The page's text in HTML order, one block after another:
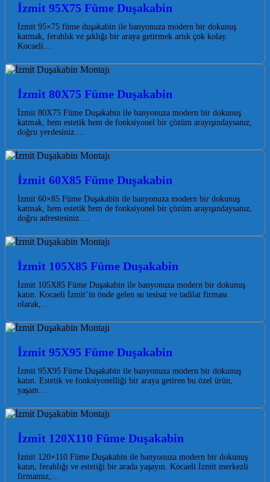
İzmit 95X75 Füme Duşakabin
İzmit 95×75 füme duşakabin ile banyonuza modern bir dokunuş
katmak, ferahlık ve şıklığı bir araya getirmek artık çok kolay.
Kocaeli…
İzmit 80X75 Füme Duşakabin
İzmit 80X75 Füme Duşakabin ile banyonuza modern bir dokunuş
katmak, hem estetik hem de fonksiyonel bir çözüm arayışındaysanız,
doğru yerdesiniz.…
İzmit 60X85 Füme Duşakabin
İzmit 60×85 Füme Duşakabin ile banyonuza modern bir dokunuş
katmak, hem estetik hem de fonksiyonel bir çözüm arayışındaysanız,
doğru adrestesiniz.…
İzmit 105X85 Füme Duşakabin
İzmit 105X85 Füme Duşakabin ile banyonuza modern bir dokunuş
katın. Kocaeli İzmit’in önde gelen su tesisat ve tadilat firması
olarak,…
İzmit 95X95 Füme Duşakabin
İzmit 95X95 Füme Duşakabin ile banyonuza modern bir dokunuş
katın. Estetik ve fonksiyonelliği bir araya getiren bu özel ürün,
yaşam…
İzmit 120X110 Füme Duşakabin
İzmit 120×110 Füme Duşakabin ile banyonuza modern bir dokunuş
katın, ferahlığı ve estetiği bir arada yaşayın. Kocaeli İzmit merkezli
firmamız,…